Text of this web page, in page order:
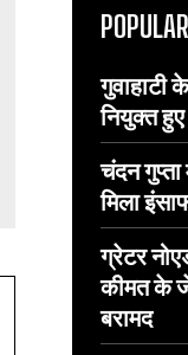
गुवाहाटी
नियुक्त हुए
चंदन
मिला
ग्रेटर
कीमत के
बरामद